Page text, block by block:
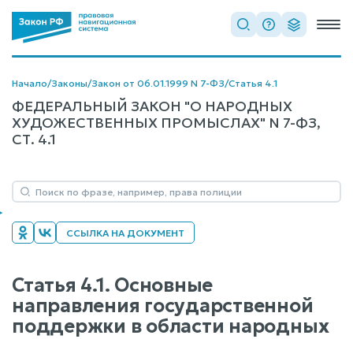
Начало/Законы/Закон от 06.01.1999 N 7-ФЗ/Статья 4.1
ФЕДЕРАЛЬНЫЙ ЗАКОН "О НАРОДНЫХ
ХУДОЖЕСТВЕННЫХ ПРОМЫСЛАХ" N 7-ФЗ,
СТ. 4.1
ССЫЛКА НА ДОКУМЕНТ
Статья 4.1. Основные
направления государственной
поддержки в области народных